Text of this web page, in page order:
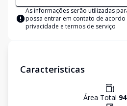
As informações serão utilizadas
possa entrar em contato de acordo
privacidade e termos de serviço
Características
Área Total 94